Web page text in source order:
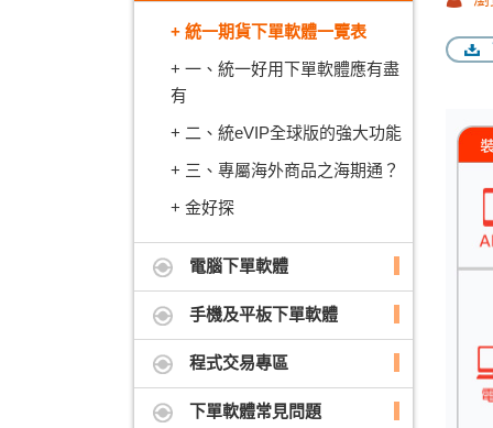
統一期貨下單軟體一覽表
一、統一好用下單軟體應有盡
有
二、統eVIP全球版的強大功能
三、專屬海外商品之海期通？
金好探
電腦下單軟體
手機及平板下單軟體
程式交易專區
下單軟體常見問題